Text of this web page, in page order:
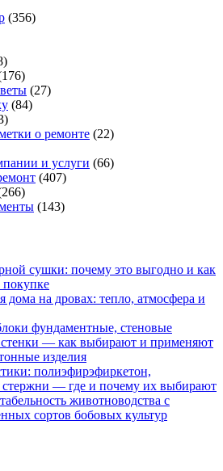
(356)
(27)
(84)
о ремонте (22)
и услуги (66)
(407)
(143)
сушки: почему это выгодно и как
дома на дровах: тепло, атмосфера и
фундаментные, стеновые
стенки — как выбирают и применяют
изделия
полиэфирэфиркетон,
стержни — где и почему их выбирают
животноводства с
сортов бобовых культур